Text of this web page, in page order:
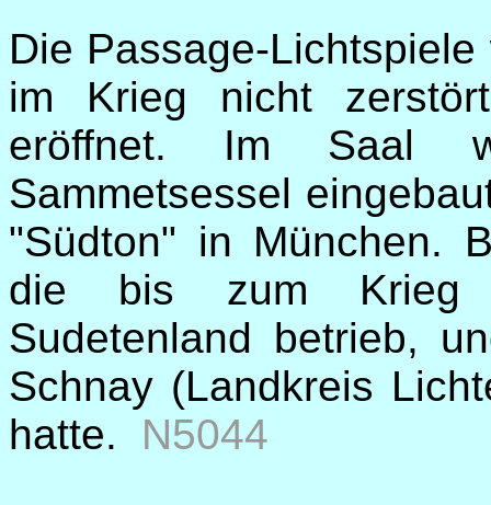
Die Passage-
im Krieg nicht
eröffnet. Im Saal
Sammetsessel
"Südton" in München.
die bis zum Krieg
Sudetenland betrieb,
Schnay (Landkreis
hatte. N5044